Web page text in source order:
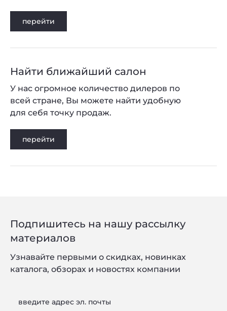
перейти
Найти ближайший салон
перейти
У нас огромное количество дилеров по
всей стране, Вы можете найти удобную
для себя точку продаж.
Подпишитесь на нашу рассылку
материалов
Узнавайте первыми о скидках, новинках
каталога, обзорах и новостях компании
введите адрес эл. почты